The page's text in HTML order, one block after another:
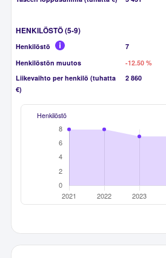
HENKILÖSTÖ (5-9)
Henkilöstö 7
Henkilöstön muutos
-12.50 %
Liikevaihto per henkilö (tuhatta
€)
2 860
Henkilöstö